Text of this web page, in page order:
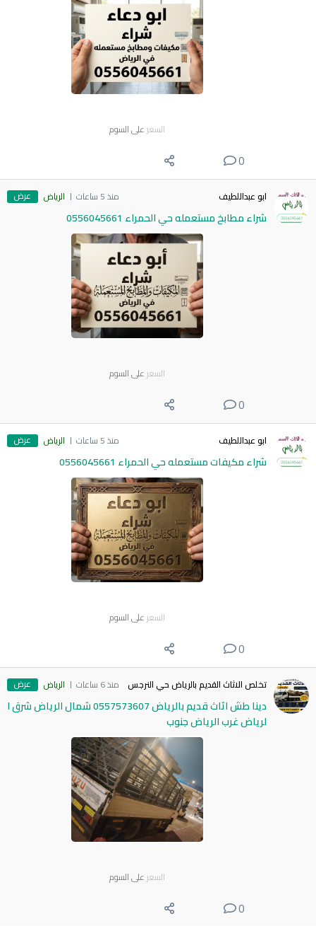
السعر على السوم
0
ابو عبداللطيف منذ 5 ساعات الرياض عرض
شراء مطابخ مستعمله حي الحمراء 0556045661
السعر على السوم
0
ابو عبداللطيف منذ 5 ساعات الرياض عرض
شراء مكيفات مستعمله حي الحمراء 0556045661
السعر على السوم
0
تخلص الاثاث القديم بالرياض حي النرجس منذ 6 ساعات الرياض عرض
دينا طش اثاث قديم بالرياض 0557573607 شمال الرياض شرق ا
لرياض غرب الرياض جنوب
السعر على السوم
0